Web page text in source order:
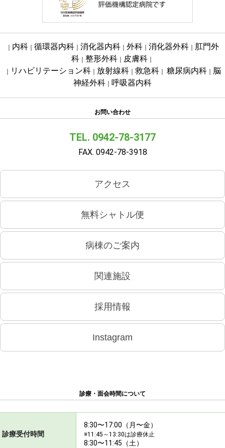
内科 循環器内科 消化器内科 外科 消化器外科
肛門外
科
整形外科 皮膚科
リハビリテーション科｜ 放射線科｜ 救急科｜ 糖尿病内科｜
脳
神経外科
呼吸器内科
お問い合わせ
TEL. 0942-78-3177
FAX. 0942-78-3918
アクセス
無料シャトル便
病棟のご案内
関連施設
採用情報
Instagram
診療・面会時間について
診療受付時間
8:30〜17:00（月〜金）
※11:45～13:30は診療休止
8:30〜11:45（土）